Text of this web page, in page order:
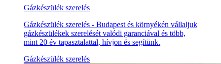
Gázkészülék szerelés
Gázkészülék szerelés - Budapest és környékén vállaljuk
gázkészülékek szerelését valódi garanciával és több,
mint 20 év tapasztalattal, hívjon és segítünk.
Gázkészülék szerelés